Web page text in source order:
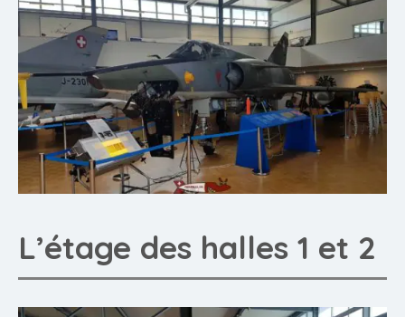
L’étage des halles 1 et 2